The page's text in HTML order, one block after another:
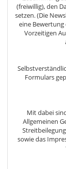
(freiwillig), den
setzen. (Die
eine Bewertung
Vorzeitigen
Formulars
Mit dabei
Allgemeinen
sowie das